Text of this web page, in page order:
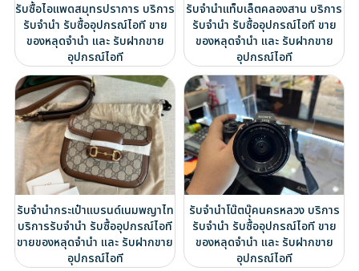
รับซื้อไอแพดสมุทรปราการ บริการ
รับจำนำ รับซื้ออุปกรณ์ไอที ขาย
ของหลุดจำนำ และ รับฝากขาย
อุปกรณ์ไอที
รับจำนำแท็บเล็ตคลองสาน บริการ
รับจำนำ รับซื้ออุปกรณ์ไอที ขาย
ของหลุดจำนำ และ รับฝากขาย
อุปกรณ์ไอที
รับจำนำกระเป๋าแบรนด์เนมพญาไท
บริการรับจำนำ รับซื้ออุปกรณ์ไอที
ขายของหลุดจำนำ และ รับฝากขาย
อุปกรณ์ไอที
รับจำนำโน๊ตบุ๊คนครหลวง บริการ
รับจำนำ รับซื้ออุปกรณ์ไอที ขาย
ของหลุดจำนำ และ รับฝากขาย
อุปกรณ์ไอที